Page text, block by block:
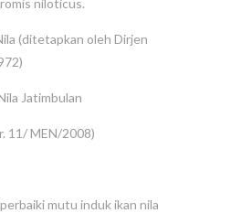
(ditetapkan oleh Dirjen
11/ MEN/2008)
mutu induk ikan nila